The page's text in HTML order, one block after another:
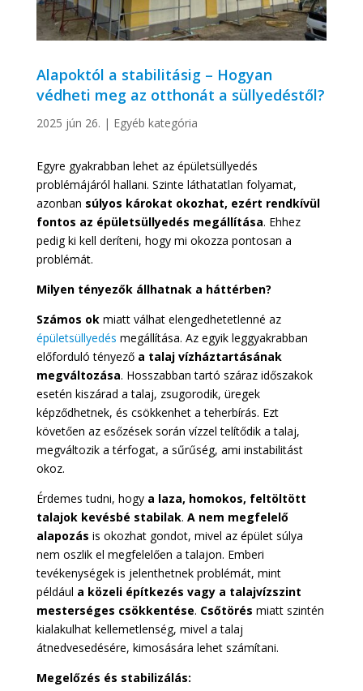
Alapoktól a stabilitásig – Hogyan
védheti meg az otthonát a süllyedéstől?
2025 jún 26. | Egyéb kategória
Egyre gyakrabban lehet az épületsüllyedés
problémájáról hallani. Szinte láthatatlan folyamat,
azonban súlyos károkat okozhat, ezért rendkívül
fontos az épületsüllyedés megállítása. Ehhez
pedig ki kell deríteni, hogy mi okozza pontosan a
problémát.
Milyen tényezők állhatnak a háttérben?
Számos okmiatt válhat elengedhetetlenné az
épületsüllyedés megállítása. Az egyik leggyakrabban
előforduló tényező a talaj vízháztartásának
megváltozása. Hosszabban tartó száraz időszakok
esetén kiszárad a talaj, zsugorodik, üregek
képződhetnek, és csökkenhet a teherbírás. Ezt
követően az esőzések során vízzel telítődik a talaj,
megváltozik a térfogat, a sűrűség, ami instabilitást
okoz.
Érdemes tudni, hogy a laza, homokos, feltöltött
talajok kevésbé stabilak. A nem megfelelő
alapozás is okozhat gondot, mivel az épület súlya
nem oszlik el megfelelően a talajon. Emberi
tevékenységek is jelenthetnek problémát, mint
például a közeli építkezés vagy a talajvízszint
mesterséges csökkentése. Csőtörés miatt szintén
kialakulhat kellemetlenség, mivel a talaj
átnedvesedésére, kimosására lehet számítani.
Megelőzés és stabilizálás: